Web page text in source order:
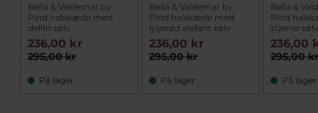
Bella & Valdemar by
Pind halskæde med
delfin sølv
295,00 kr
236,00 kr
På lager
Bella & Valdemar by
Pind halskæde med
lyserød elefant sølv
295,00 kr
236,00 kr
På lager
Bella &
Pind
stjerne
295,00
236,00
På lager